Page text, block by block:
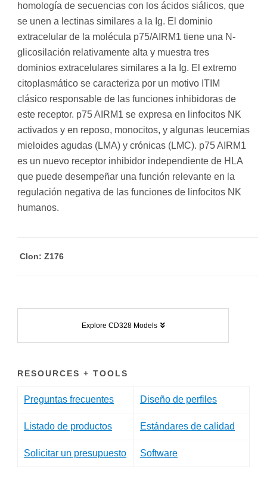
homología de secuencias con los ácidos siálicos, que
se unen a lectinas similares a la Ig. El dominio
extracelular de la molécula p75/AIRM1 tiene una N-
glicosilación relativamente alta y muestra tres
dominios extracelulares similares a la Ig. El extremo
citoplasmático se caracteriza por un motivo ITIM
clásico responsable de las funciones inhibidoras de
este receptor. p75 AIRM1 se expresa en linfocitos NK
activados y en reposo, monocitos, y algunas leucemias
mieloides agudas (LMA) y crónicas (LMC). p75 AIRM1
es un nuevo receptor inhibidor independiente de HLA
que puede desempeñar una función relevante en la
regulación negativa de las funciones de linfocitos NK
humanos.
Clon: Z176
Explore CD328 Models
RESOURCES + TOOLS
Preguntas frecuentes Diseño de perfiles
Listado de productos Estándares de calidad
Solicitar un presupuesto Software